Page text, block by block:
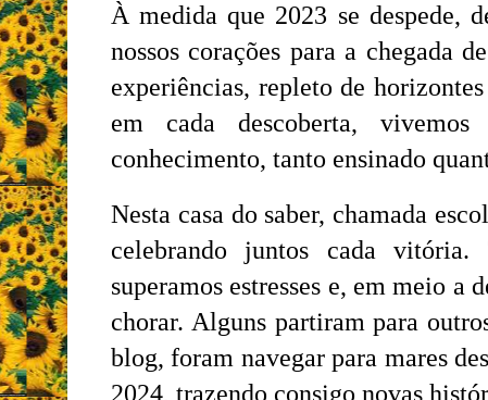
À medida que 2023 se despede,
nossos corações para a chegada
experiências, repleto de
em cada descoberta,
conhecimento, tanto ensinado
Nesta casa do saber, chamada
celebrando juntos cada vitória.
superamos estresses e, em meio a
chorar. Alguns partiram para
blog, foram navegar para mares
2024, trazendo consigo novas